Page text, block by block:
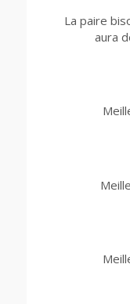
La paire
aura